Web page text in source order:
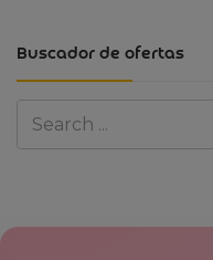
Buscador de ofertas